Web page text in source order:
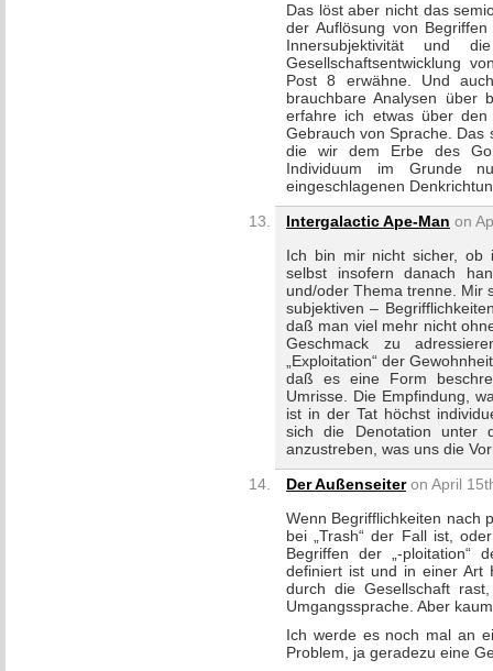
Das löst aber nicht das
der Auflösung von
Innersubjektivität und
Gesellschaftsentwicklung
Post 8 erwähne. Und
brauchbare Analysen über
erfahre ich etwas über den
Gebrauch von Sprache. Das
die wir dem Erbe des
Individuum im Grunde
eingeschlagenen
Intergalactic Ape-Man on
Ich bin mir nicht sicher, ob
selbst insofern danach
und/oder Thema trenne. Mir
subjektiven –
daß man viel mehr nicht
Geschmack zu
„Exploitation“ der
daß es eine Form
Umrisse. Die Empfindung,
ist in der Tat höchst
sich die Denotation unter
anzustreben, was uns die
Der Außenseiteron April
Wenn Begrifflichkeiten nach
bei „Trash“ der Fall ist,
Begriffen der „-ploitation“
definiert ist und in einer Art
durch die Gesellschaft
Umgangssprache. Aber
Ich werde es noch mal an
Problem, ja geradezu eine